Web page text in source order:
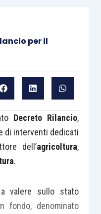
per il
Decreto Rilancio,
di interventi dedicati
dell’agricoltura,
.
valere sullo stato
fondo, denominato